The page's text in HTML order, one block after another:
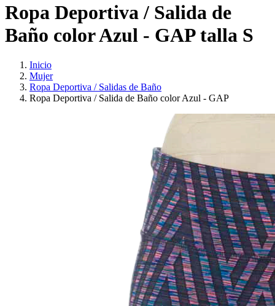
Ropa Deportiva / Salida de
Baño color Azul - GAP talla S
Inicio
Mujer
Ropa Deportiva / Salidas de Baño
Ropa Deportiva / Salida de Baño color Azul - GAP